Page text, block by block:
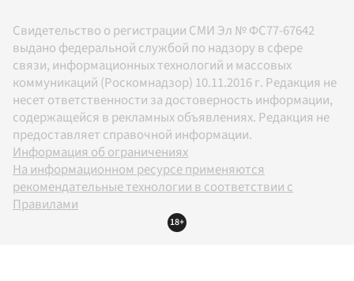
Свидетельство о регистрации СМИ Эл № ФС77-67642
выдано федеральной службой по надзору в сфере
связи, информационных технологий и массовых
коммуникаций (Роскомнадзор) 10.11.2016 г. Редакция не
несет ответственности за достоверность информации,
содержащейся в рекламных объявлениях. Редакция не
предоставляет справочной информации.
Информация об ограничениях
На информационном ресурсе применяются
рекомендательные технологии в соответствии с
Правилами
18+